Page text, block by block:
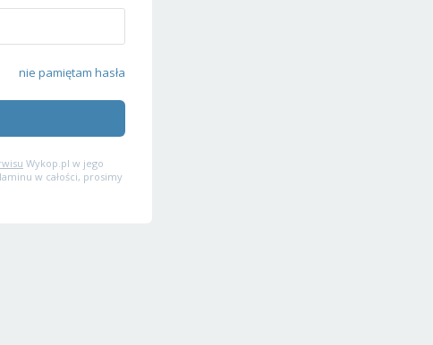
nie pamiętam hasła
Wykop.pl w jego
w całości, prosimy